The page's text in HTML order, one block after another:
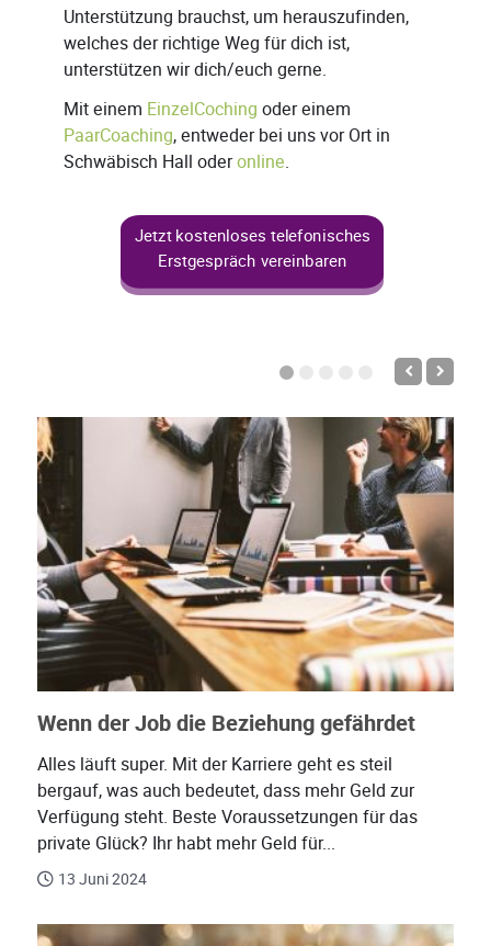
Unterstützung brauchst, um herauszufinden,
welches der richtige Weg für dich ist,
unterstützen wir dich/euch gerne.
Mit einem EinzelCoching oder einem
PaarCoaching, entweder bei uns vor Ort in
Schwäbisch Hall oderonline.
Jetzt kostenloses telefonisches
Erstgespräch vereinbaren
Wenn der Job die Beziehung gefährdet
Alles läuft super. Mit der Karriere geht es steil
bergauf, was auch bedeutet, dass mehr Geld zur
Verfügung steht. Beste Voraussetzungen für das
private Glück? Ihr habt mehr Geld für...
13 Juni 2024